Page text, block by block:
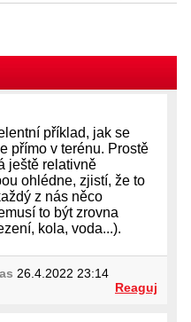
příklad, jak se
přímo v terénu. Prostě
ještě relativně
ohlédne, zjistí, že to
z nás něco
to být zrovna
kola, voda...).
26.4.2022 23:14
Reaguj